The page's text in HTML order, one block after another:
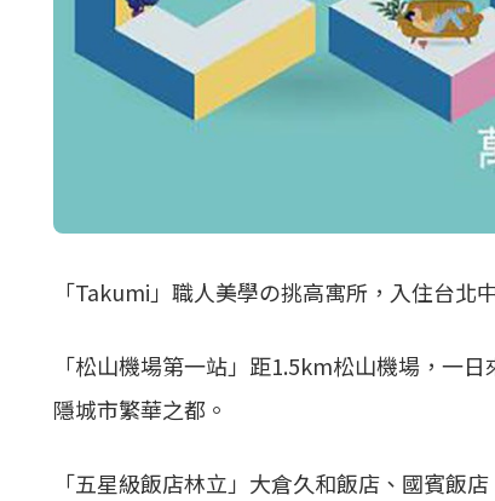
「Takumi」職人美學の挑高寓所，入住台北
「松山機場第一站」距1.5km松山機場，一
隱城市繁華之都。
「五星級飯店林立」大倉久和飯店、國賓飯